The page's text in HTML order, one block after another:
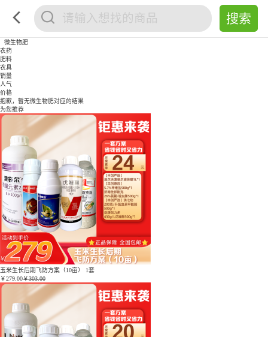
微生物肥
农药
肥料
农具
销量
人气
价格
抱歉，暂无微生物肥对应的结果
为您推荐
玉米生长后期飞防方案（10亩） 1套
￥279.00￥303.00